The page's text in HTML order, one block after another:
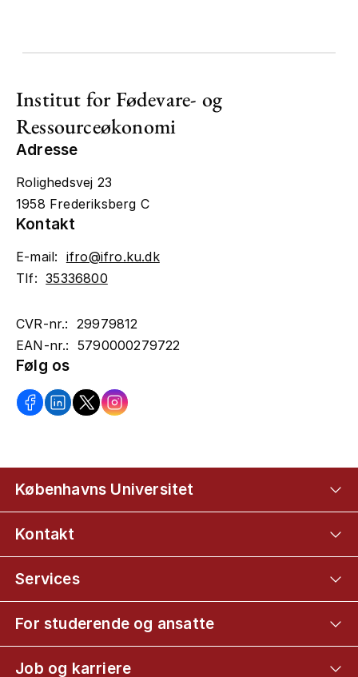
Institut for Fødevare- og
Ressourceøkonomi
Adresse
Rolighedsvej 23
1958 Frederiksberg C
Kontakt
E-mail: ifro@ifro.ku.dk
Tlf:35336800
CVR-nr.: 29979812
EAN-nr.: 5790000279722
Følg os
Københavns Universitet
Kontakt
Services
For studerende og ansatte
Job og karriere